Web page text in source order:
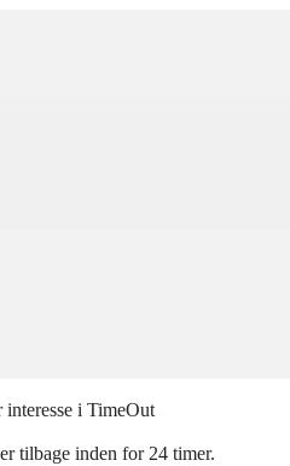
i TimeOut
tilbage inden for 24 timer.